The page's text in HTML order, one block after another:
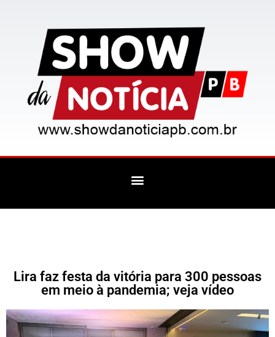
Lira faz festa da vitória para 300 pessoas
em meio à pandemia; veja vídeo